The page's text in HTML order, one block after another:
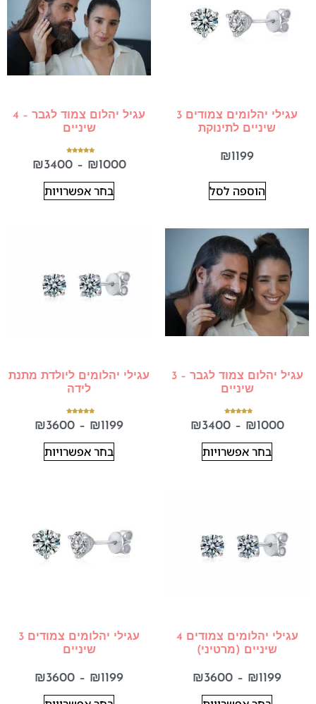
עגילי יהלומים צמודים 3
שיניים לתינוקת
₪1199
הוספה לסל
עגיל יהלום צמוד לגבר – 4
שיניים
5.00
₪1000
–
₪3400
בחר אפשרויות
עגיל יהלום צמוד לגבר – 3
שיניים
5.00
₪1000
–
₪3400
בחר אפשרויות
עגילי יהלומים ליולדת מתנת
לידה
5.00
מתוך 5
₪1199
–
₪3600
בחר אפשרויות
עגילי יהלומים צמודים 4
שיניים (מרטיני)
₪1199
–
₪3600
עגילי יהלומים צמודים 3
שיניים
₪1199
–
₪3600